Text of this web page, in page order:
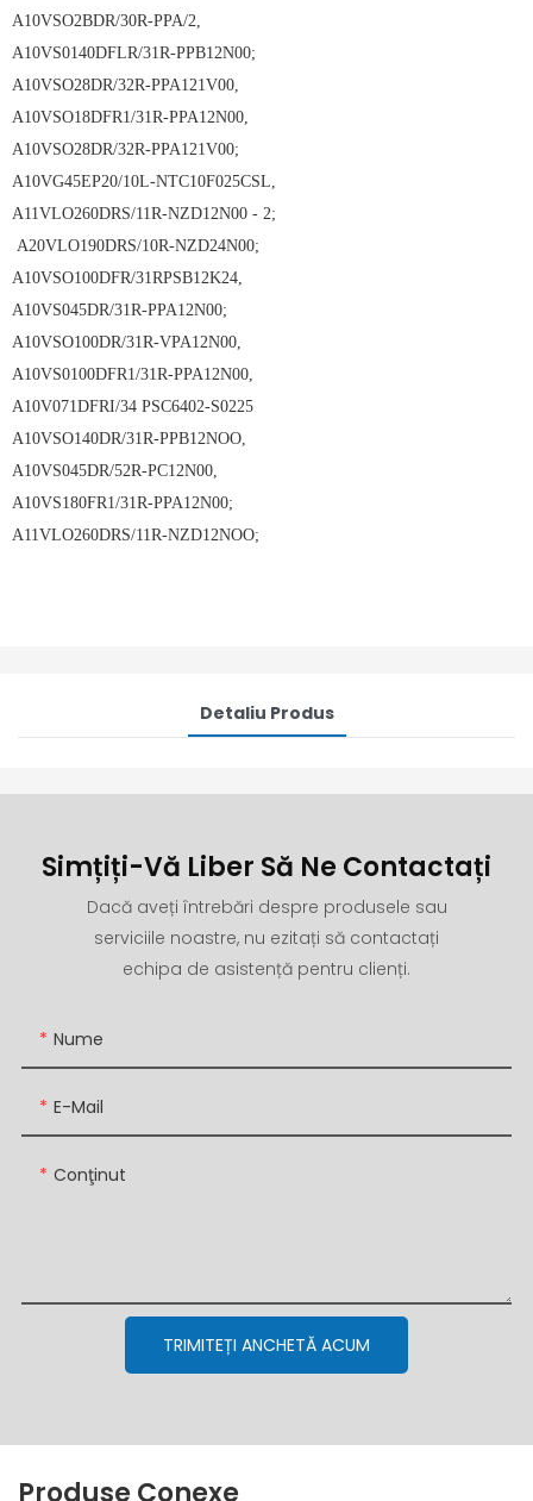
A10VSO2BDR/30R-PPA/2,
A10VS0140DFLR/31R-PPB12N00;
A10VSO28DR/32R-PPA121V00,
A10VSO18DFR1/31R-PPA12N00,
A10VSO28DR/32R-PPA121V00;
A10VG45EP20/10L-NTC10F025CSL,
A11VLO260DRS/11R-NZD12N00 - 2;
A20VLO190DRS/10R-NZD24N00;
A10VSO100DFR/31RPSB12K24,
A10VS045DR/31R-PPA12N00;
A10VSO100DR/31R-VPA12N00,
A10VS0100DFR1/31R-PPA12N00,
A10V071DFRI/34 PSC6402-S0225
A10VSO140DR/31R-PPB12NOO,
A10VS045DR/52R-PC12N00,
A10VS180FR1/31R-PPA12N00;
A11VLO260DRS/11R-NZD12NOO;
Detaliu Produs
Simțiți-Vă Liber Să Ne Contactați
Dacă aveți întrebări despre produsele sau
serviciile noastre, nu ezitați să contactați
echipa de asistență pentru clienți.
Nume
E-Mail
Conţinut
TRIMITEȚI ANCHETĂ ACUM
Produse Conexe